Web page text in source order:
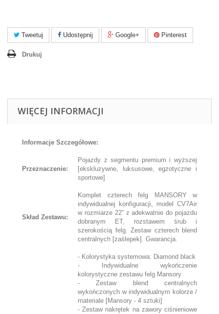
Tweetuj Udostępnij Google+ Pinterest
Drukuj
WIĘCEJ INFORMACJI
Informacje Szczegółowe:
Przeznaczenie:
Pojazdy z segmentu premium i wyższej
[ekskluzywne, luksusowe, egzotyczne i
sportowe]
Skład Zestawu:
Komplet czterech felg MANSORY w
indywidualnej konfiguracji, model CV7Air
w rozmiarze 22” z adekwatnie do pojazdu
dobranym ET, rozstawem śrub i
szerokością felg. Zestaw czterech blend
centralnych [zaślepek]. Gwarancja.
- Kolorystyka systemowa: Diamond black
- Indywidualne wykończenie
kolorystyczne zestawu felg Mansory
- Zestaw blend centralnych
wykończonych w indywidualnym kolorze /
materiale [Mansory - 4 sztuki]
- Zestaw nakrętek na zawory ciśnieniowe